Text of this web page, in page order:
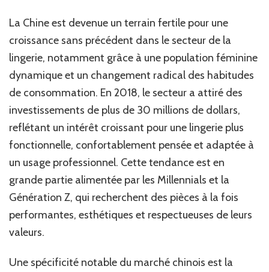
La Chine est devenue un terrain fertile pour une
croissance sans précédent dans le secteur de la
lingerie, notamment grâce à une population féminine
dynamique et un changement radical des habitudes
de consommation. En 2018, le secteur a attiré des
investissements de plus de 30 millions de dollars,
reflétant un intérêt croissant pour une lingerie plus
fonctionnelle, confortablement pensée et adaptée à
un usage professionnel. Cette tendance est en
grande partie alimentée par les Millennials et la
Génération Z, qui recherchent des pièces à la fois
performantes, esthétiques et respectueuses de leurs
valeurs.
Une spécificité notable du marché chinois est la